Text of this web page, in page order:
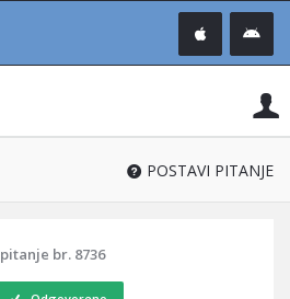
®
POSTAVI PITANJE
pitanje br. 8736